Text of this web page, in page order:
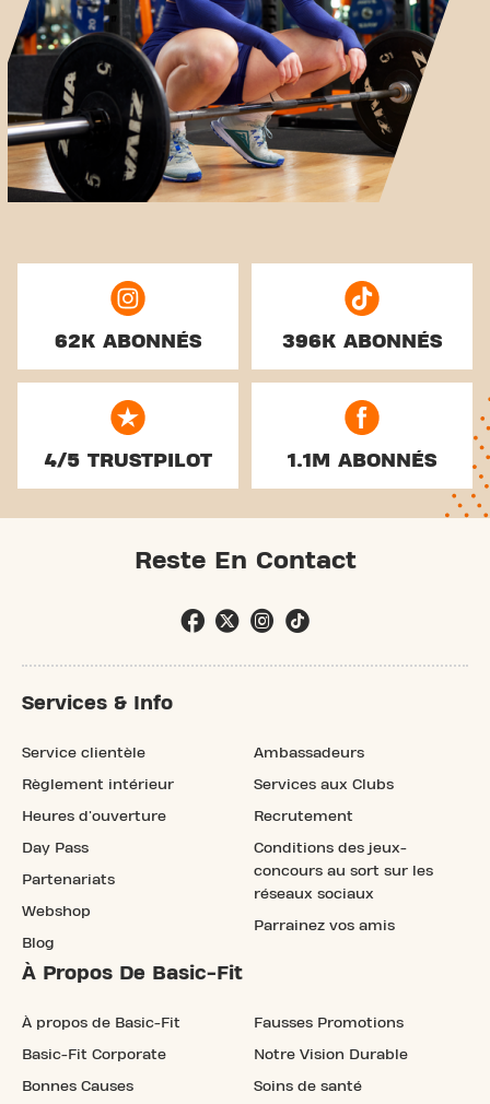
62K ABONNÉS 396K ABONNÉS
4/5 TRUSTPILOT 1.1M ABONNÉS
Reste En Contact
Services & Info
Service clientèle
Règlement intérieur
Heures d'ouverture
Day Pass
Partenariats
Webshop
Blog
Ambassadeurs
Services aux Clubs
Recrutement
Conditions des jeux-
concours au sort sur les
réseaux sociaux
Parrainez vos amis
À Propos De Basic-Fit
À propos de Basic-Fit
Basic-Fit Corporate
Bonnes Causes
Fausses Promotions
Notre Vision Durable
Soins de santé